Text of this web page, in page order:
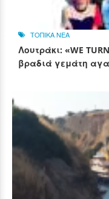
ΤΟΠΙΚΑ ΝΕΑ
Λουτράκι: «WE
βραδιά γεμάτη